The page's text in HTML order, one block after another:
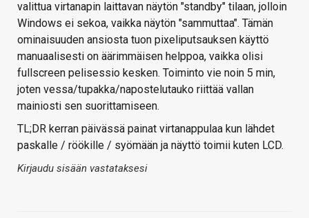
valittua virtanapin laittavan näytön "standby" tilaan, jolloin
Windows ei sekoa, vaikka näytön "sammuttaa". Tämän
ominaisuuden ansiosta tuon pixeliputsauksen käyttö
manuaalisesti on äärimmäisen helppoa, vaikka olisi
fullscreen pelisessio kesken. Toiminto vie noin 5 min,
joten vessa/tupakka/napostelutauko riittää vallan
mainiosti sen suorittamiseen.
TL;DR kerran päivässä painat virtanappulaa kun lähdet
paskalle / röökille / syömään ja näyttö toimii kuten LCD.
Kirjaudu sisään vastataksesi